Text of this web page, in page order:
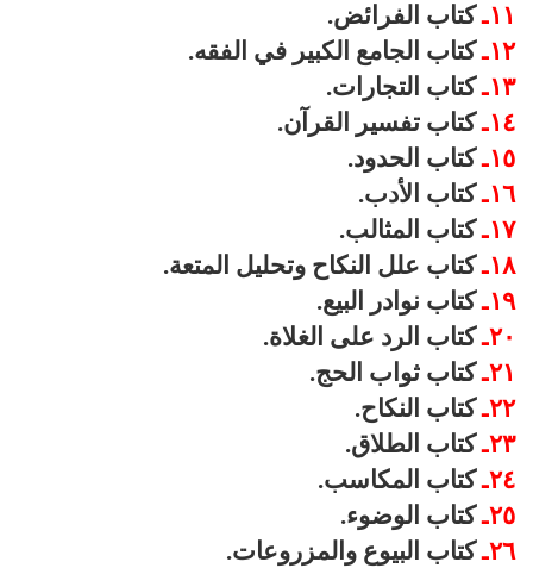
۱۱ـ كتاب الفرائض.
۱۲ـ كتاب الجامع الكبير في الفقه.
۱۳ـ كتاب التجارات.
۱٤ـ كتاب تفسير القرآن.
۱٥ـ كتاب الحدود.
۱٦ـ كتاب الأدب.
۱۷ـ كتاب المثالب.
۱۸ـ كتاب علل النكاح وتحليل المتعة.
۱۹ـ كتاب نوادر البيع.
۲۰ـ كتاب الرد على الغلاة.
۲۱ـ كتاب ثواب الحج.
۲۲ـ كتاب النكاح.
۲۳ـ كتاب الطلاق.
۲٤ـ كتاب المكاسب.
۲٥ـ كتاب الوضوء.
۲٦ـ كتاب البيوع والمزروعات.